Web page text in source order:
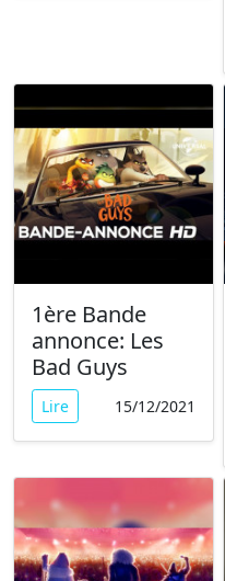
1ère Bande
annonce: Les
Bad Guys
Lire 15/12/2021